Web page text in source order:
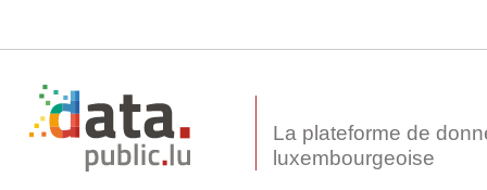
La plateforme de